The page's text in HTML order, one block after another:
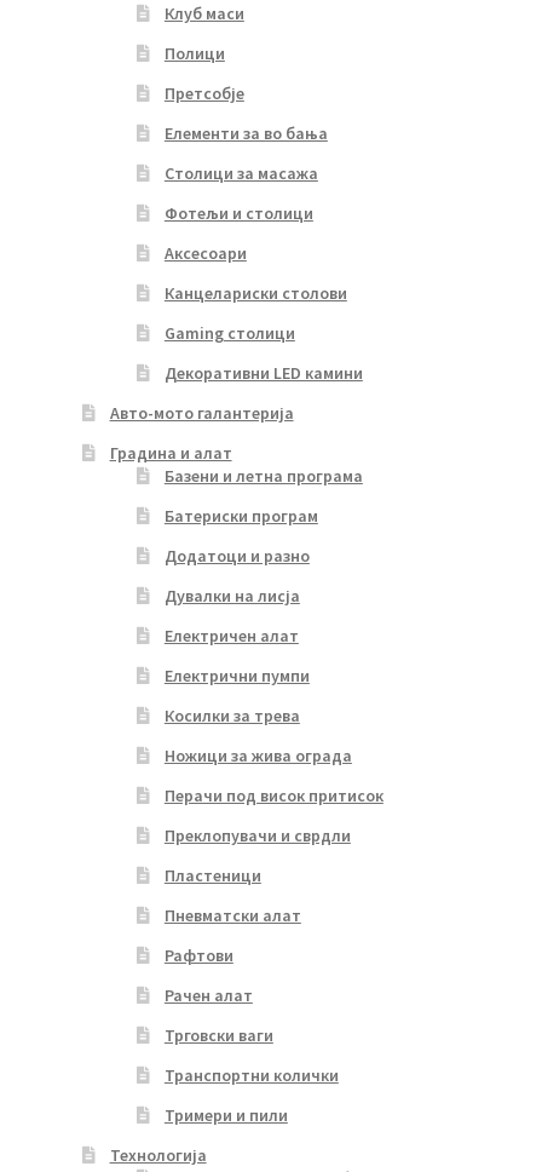
Клуб маси
Полици
Претсобје
Елементи за во бања
Столици за масажа
Фотељи и столици
Аксесоари
Канцелариски столови
Gaming столици
Декоративни LED камини
Авто-мото галантерија
Градина и алат
Базени и летна програма
Батериски програм
Додатоци и разно
Дувалки на лисја
Електричен алат
Електрични пумпи
Косилки за трева
Ножици за жива ограда
Перачи под висок притисок
Преклопувачи и сврдли
Пластеници
Пневматски алат
Рафтови
Рачен алат
Трговски ваги
Транспортни колички
Тримери и пили
Технологија